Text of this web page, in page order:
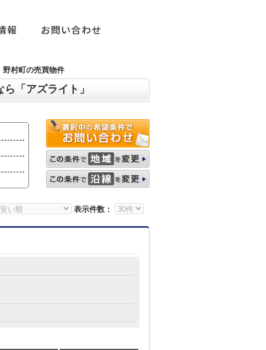
報 お問い合わせ
野村町の売買物件
「アズライト」
表示件数：